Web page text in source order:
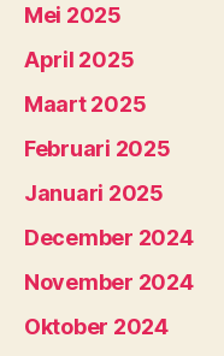
Mei 2025
April 2025
Maart 2025
Februari 2025
Januari 2025
December 2024
November 2024
Oktober 2024